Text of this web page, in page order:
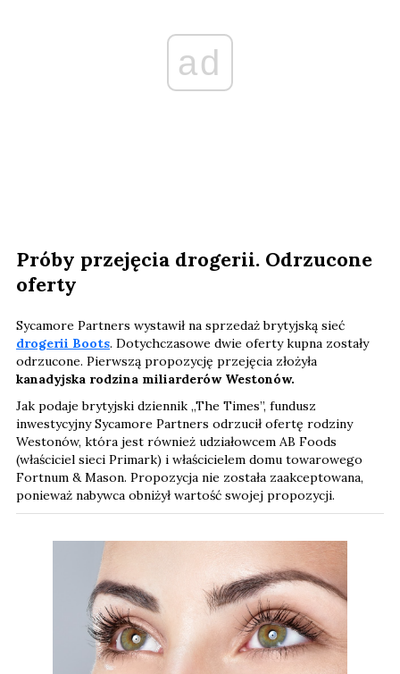
ad
Próby przejęcia drogerii. Odrzucone
oferty
Sycamore Partners wystawił na sprzedaż brytyjską sieć
drogerii Boots. Dotychczasowe dwie oferty kupna zostały
odrzucone. Pierwszą propozycję przejęcia złożyła
kanadyjska rodzina miliarderów Westonów.
Jak podaje brytyjski dziennik „The Times”, fundusz
inwestycyjny Sycamore Partners odrzucił ofertę rodziny
Westonów, która jest również udziałowcem AB Foods
(właściciel sieci Primark) i właścicielem domu towarowego
Fortnum & Mason. Propozycja nie została zaakceptowana,
ponieważ nabywca obniżył wartość swojej propozycji.